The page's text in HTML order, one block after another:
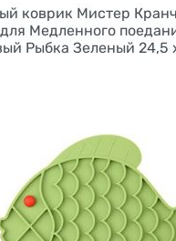
коврик Мистер
Медленного
Рыбка Зеленый 24,5